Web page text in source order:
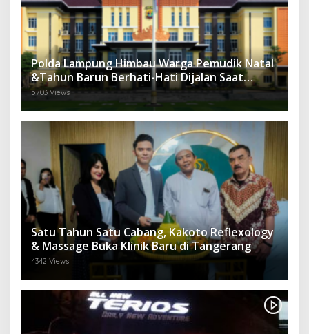
Polda Lampung Himbau Warga Pemudik Natal
&Tahun Barun Berhati-Hati Dijalan Saat
Melintas di -Titik Rawan Kecelakaan
5703 Views
Satu Tahun Satu Cabang, Kakoto Reflexology
& Massage Buka Klinik Baru di Tangerang
4342 Views